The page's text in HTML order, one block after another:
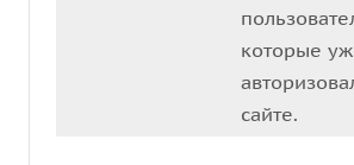
которые
сайте.